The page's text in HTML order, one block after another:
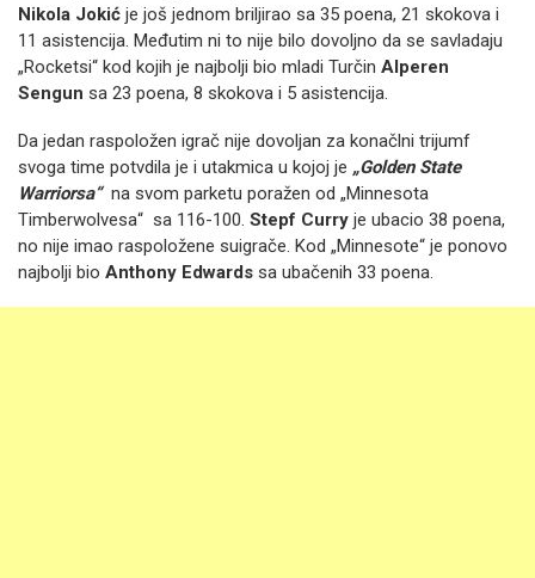
Nikola Jokić je još jednom briljirao sa 35 poena, 21 skokova i
11 asistencija. Međutim ni to nije bilo dovoljno da se savladaju
„Rocketsi“ kod kojih je najbolji bio mladi Turčin Alperen
Sengun sa 23 poena, 8 skokova i 5 asistencija.
Da jedan raspoložen igrač nije dovoljan za konačlni trijumf
svoga time potvdila je i utakmica u kojoj je „Golden State
Warriorsa“na svom parketu poražen od „Minnesota
Timberwolvesa“ sa 116-100. Stepf Curry je ubacio 38 poena,
no nije imao raspoložene suigrače. Kod „Minnesote“ je ponovo
najbolji bio Anthony Edwards sa ubačenih 33 poena.